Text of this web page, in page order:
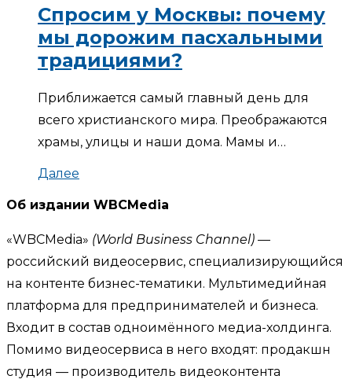
Спросим у Москвы: почему
мы дорожим пасхальными
традициями?
Приближается самый главный день для
всего христианского мира. Преображаются
храмы, улицы и наши дома. Мамы и…
Далее
Об издании WBCMedia
«WBCMedia» (World Business Channel) —
российский видеосервис, специализирующийся
на контенте бизнес-тематики. Мультимедийная
платформа для предпринимателей и бизнеса.
Входит в состав одноимённого медиа-холдинга.
Помимо видеосервиса в него входят: продакшн
студия — производитель видеоконтента